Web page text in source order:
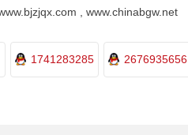
, www.chinabgw.net
1741283285 2676935656